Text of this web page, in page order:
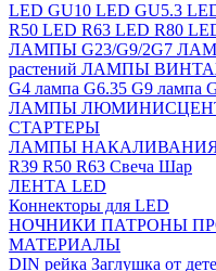
LED GU10 LED GU5.3
R50 LED R63 LED R80
ЛАМПЫ G23/G9/2G7
растений ЛАМПЫ
G4 лампа G6.35 G9 лампа
ЛАМПЫ
СТАРТЕРЫ
ЛАМПЫ
R39 R50 R63 Свеча Шар
ЛЕНТА LED
Коннекторы для LED
НОЧНИКИ ПАТРОНЫ
МАТЕРИАЛЫ
DIN рейка Заглушка от